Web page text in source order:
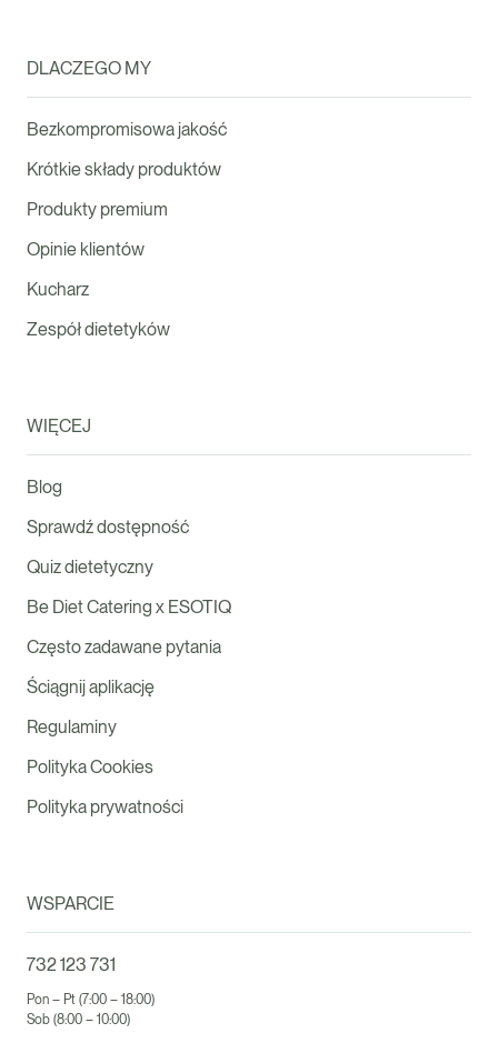
DLACZEGO MY
Bezkompromisowa jakość
Krótkie składy produktów
Produkty premium
Opinie klientów
Kucharz
Zespół dietetyków
WIĘCEJ
Blog
Sprawdź dostępność
Quiz dietetyczny
Be Diet Catering x ESOTIQ
Często zadawane pytania
Ściągnij aplikację
Regulaminy
Polityka Cookies
Polityka prywatności
WSPARCIE
732 123 731
Pon – Pt (7:00 – 18:00)
Sob (8:00 – 10:00)